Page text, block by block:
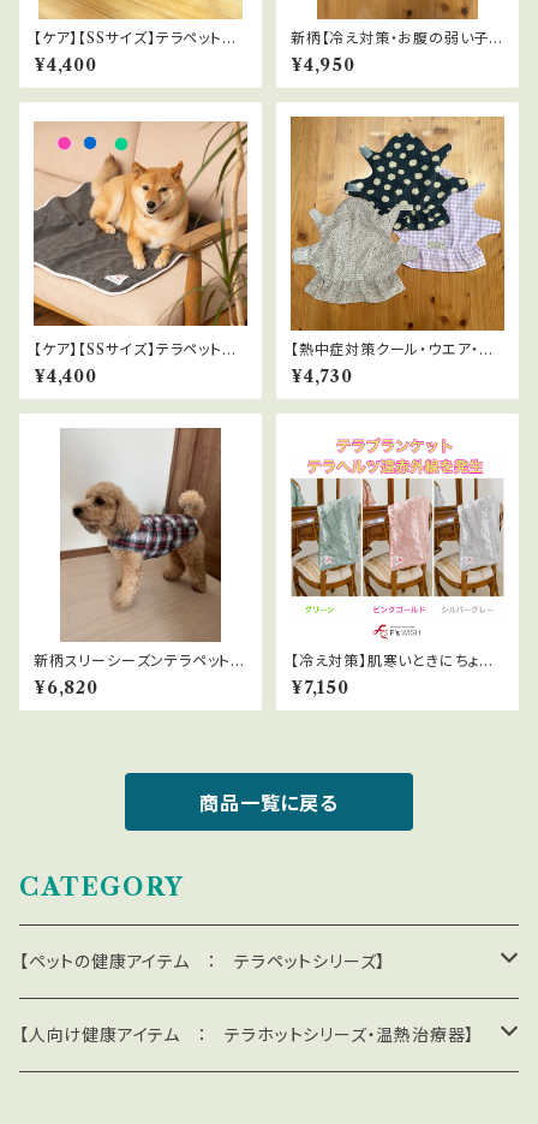
【ケア】【SSサイズ】テラペットウ
ェア｜全３色
¥4,400
新柄【冷え対策・お腹の弱い子
に】テラペットはらまき 全５
色 SSサイズ
¥4,950
【ケア】【SSサイズ】テラペットシ
ーツ｜全3色
¥4,400
【熱中症対策クール・ウエア・フ
リル付】暑い夏に！遮熱・放熱・U
Vカット クール・ウエア SSサ
イズ
¥4,730
新柄スリーシーズンテラペットウ
エア（夏のエアコン対策） 全4
色Mサイズ
¥6,820
【冷え対策】肌寒いときにちょう
どいい テラブランケット Lサ
イズ
¥7,150
商品一覧に戻る
CATEGORY
【ペットの健康アイテム ： テラペットシリーズ】
＊遠赤外線で血行促進：テラペット・ケア・シリーズ
【人向け健康アイテム ： テラホットシリーズ・温熱治療器】